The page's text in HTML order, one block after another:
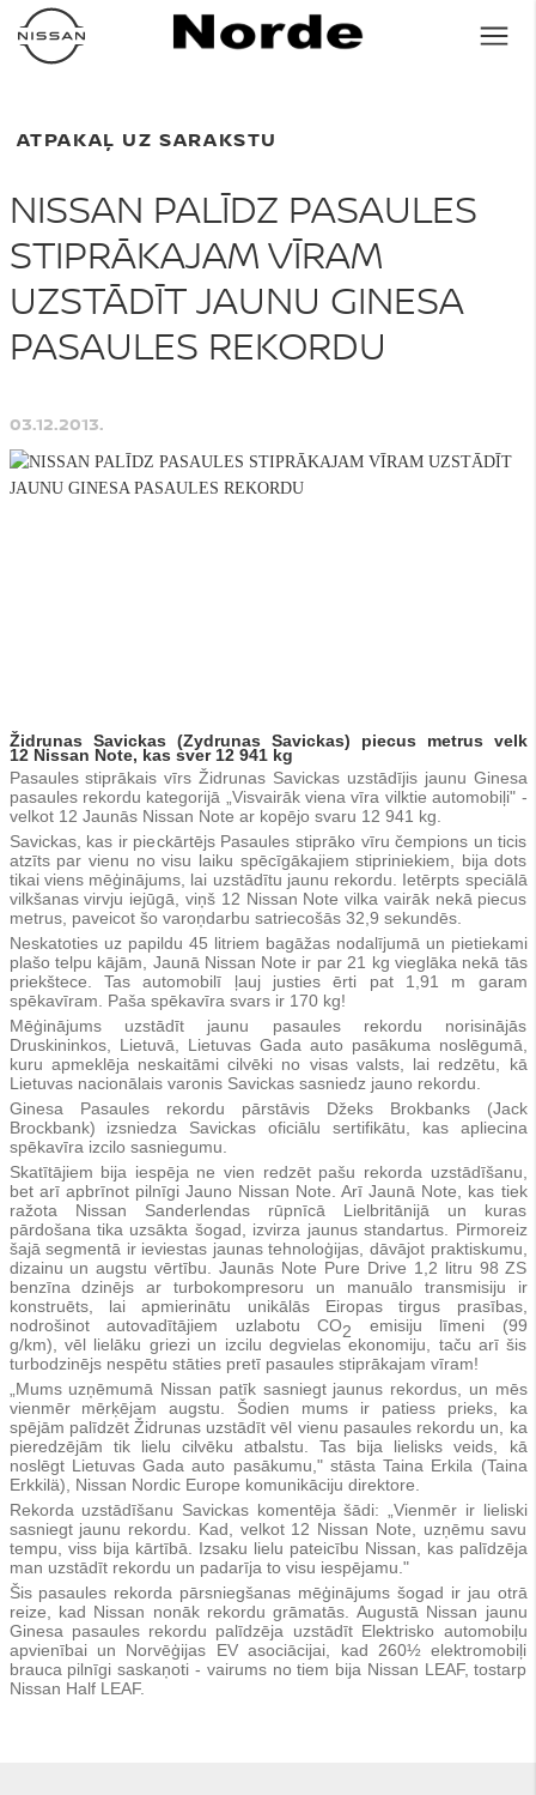
ATPAKAĻ UZ SARAKSTU
NISSAN PALĪDZ PASAULES
STIPRĀKAJAM VĪRAM
UZSTĀDĪT JAUNU GINESA
PASAULES REKORDU
03.12.2013.
Židrunas Savickas (Zydrunas Savickas) piecus metrus velk
12 Nissan Note, kas sver 12 941 kg
Pasaules stiprākais vīrs Židrunas Savickas uzstādījis jaunu Ginesa
pasaules rekordu kategorijā „Visvairāk viena vīra vilktie automobiļi" -
velkot 12 Jaunās Nissan Note ar kopējo svaru 12 941 kg.
Savickas, kas ir pieckārtējs Pasaules stiprāko vīru čempions un ticis
atzīts par vienu no visu laiku spēcīgākajiem stipriniekiem, bija dots
tikai viens mēģinājums, lai uzstādītu jaunu rekordu. Ietērpts speciālā
vilkšanas virvju iejūgā, viņš 12 Nissan Note vilka vairāk nekā piecus
metrus, paveicot šo varoņdarbu satriecošās 32,9 sekundēs.
Neskatoties uz papildu 45 litriem bagāžas nodalījumā un pietiekami
plašo telpu kājām, Jaunā Nissan Note ir par 21 kg vieglāka nekā tās
priekštece. Tas automobilī ļauj justies ērti pat 1,91 m garam
spēkavīram. Paša spēkavīra svars ir 170 kg!
Mēģinājums uzstādīt jaunu pasaules rekordu norisinājās
Druskininkos, Lietuvā, Lietuvas Gada auto pasākuma noslēgumā,
kuru apmeklēja neskaitāmi cilvēki no visas valsts, lai redzētu, kā
Lietuvas nacionālais varonis Savickas sasniedz jauno rekordu.
Ginesa Pasaules rekordu pārstāvis Džeks Brokbanks (Jack
Brockbank) izsniedza Savickas oficiālu sertifikātu, kas apliecina
spēkavīra izcilo sasniegumu.
Skatītājiem bija iespēja ne vien redzēt pašu rekorda uzstādīšanu,
bet arī apbrīnot pilnīgi Jauno Nissan Note. Arī Jaunā Note, kas tiek
ražota Nissan Sanderlendas rūpnīcā Lielbritānijā un kuras
pārdošana tika uzsākta šogad, izvirza jaunus standartus. Pirmoreiz
šajā segmentā ir ieviestas jaunas tehnoloģijas, dāvājot praktiskumu,
dizainu un augstu vērtību. Jaunās Note Pure Drive 1,2 litru 98 ZS
benzīna dzinējs ar turbokompresoru un manuālo transmisiju ir
konstruēts, lai apmierinātu unikālās Eiropas tirgus prasības,
nodrošinot autovadītājiem uzlabotu CO2
emisiju līmeni (99
g/km), vēl lielāku griezi un izcilu degvielas ekonomiju, taču arī šis
turbodzinējs nespētu stāties pretī pasaules stiprākajam vīram!
„Mums uzņēmumā Nissan patīk sasniegt jaunus rekordus, un mēs
vienmēr mērķējam augstu. Šodien mums ir patiess prieks, ka
spējām palīdzēt Židrunas uzstādīt vēl vienu pasaules rekordu un, ka
pieredzējām tik lielu cilvēku atbalstu. Tas bija lielisks veids, kā
noslēgt Lietuvas Gada auto pasākumu," stāsta Taina Erkila (Taina
Erkkilä), Nissan Nordic Europe komunikāciju direktore.
Rekorda uzstādīšanu Savickas komentēja šādi: „Vienmēr ir lieliski
sasniegt jaunu rekordu. Kad, velkot 12 Nissan Note, uzņēmu savu
tempu, viss bija kārtībā. Izsaku lielu pateicību Nissan, kas palīdzēja
man uzstādīt rekordu un padarīja to visu iespējamu."
Šis pasaules rekorda pārsniegšanas mēģinājums šogad ir jau otrā
reize, kad Nissan nonāk rekordu grāmatās. Augustā Nissan jaunu
Ginesa pasaules rekordu palīdzēja uzstādīt Elektrisko automobiļu
apvienībai un Norvēģijas EV asociācijai, kad 260½ elektromobiļi
brauca pilnīgi saskaņoti - vairums no tiem bija Nissan LEAF, tostarp
Nissan Half LEAF.